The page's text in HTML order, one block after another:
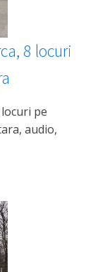
8 locuri
pe
audio,